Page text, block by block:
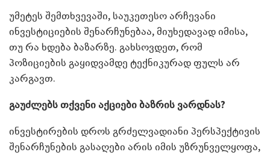
უმეტეს შემთხვევაში, საუკეთესო არჩევანი
ინვესტიციების შენარჩუნებაა, მიუხედავად იმისა,
თუ რა ხდება ბაზარზე. გახსოვდეთ, რომ
პოზიციების გაყიდვამდე ტექნიკურად ფულს არ
კარგავთ.
გაუძლებს თქვენი აქციები ბაზრის ვარდნას?
ინვესტირების დროს გრძელვადიანი პერსპექტივის
შენარჩუნების გასაღები არის იმის უზრუნველყოფა,